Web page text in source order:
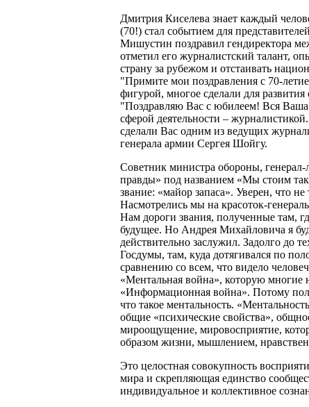
Дмитрия Киселева знает каждый
(70!) стал событием для
Мишустин поздравил гендиректора
отметил его журналистский талант,
страну за рубежом и отстаивать
"Примите мои поздравления с 70-
фигурой, многое сделали для
"Поздравляю Вас с юбилеем! Вся Ваша
сферой деятельности –
сделали Вас одним из ведущих
генерала армии Сергея Шойгу.
Советник министра обороны,
правды» под названием «Мы стоим
звание: «майор запаса». Уверен, что
Насмотрелись мы на красоток-
Нам дороги звания, полученные там,
будущее. Но Андрея Михайловича я
действительно заслужил. Задолго до
Госдумы, там, куда дотягивался по
сравнению со всем, что видело
«Ментальная война», которую многие
«Информационная война». Потому
что такое ментальность.
общие «психические свойства»,
мироощущение, мировосприятие,
образом жизни, мышлением,
Это целостная совокупность
мира и скрепляющая единство
индивидуальное и коллективное